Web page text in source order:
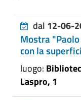
dal 12-06-
Mostra
con la
luogo:
Laspro, 1